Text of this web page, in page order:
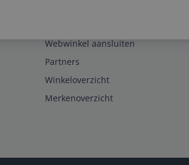
Webwinkel aansluiten
Partners
Winkeloverzicht
Merkenoverzicht